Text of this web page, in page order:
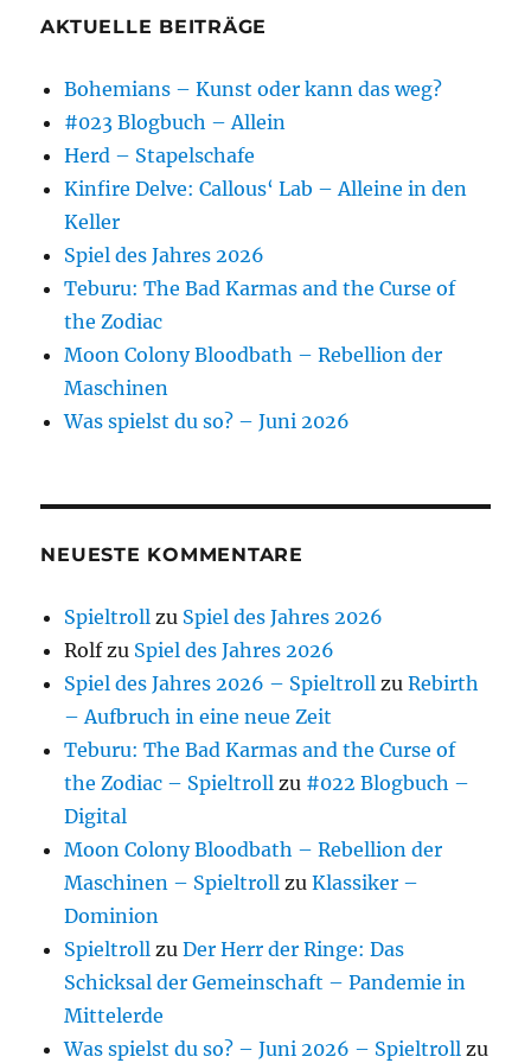
AKTUELLE BEITRÄGE
Bohemians – Kunst oder kann das weg?
#023 Blogbuch – Allein
Herd – Stapelschafe
Kinfire Delve: Callous‘ Lab – Alleine in den
Keller
Spiel des Jahres 2026
Teburu: The Bad Karmas and the Curse of
the Zodiac
Moon Colony Bloodbath – Rebellion der
Maschinen
Was spielst du so? – Juni 2026
NEUESTE KOMMENTARE
Spieltroll zu Spiel des Jahres 2026
Rolfzu Spiel des Jahres 2026
Spiel des Jahres 2026 – Spieltroll zuRebirth
– Aufbruch in eine neue Zeit
Teburu: The Bad Karmas and the Curse of
the Zodiac – Spieltroll zu #022 Blogbuch –
Digital
Moon Colony Bloodbath – Rebellion der
Maschinen – Spieltroll zuKlassiker –
Dominion
Spieltroll zuDer Herr der Ringe: Das
Schicksal der Gemeinschaft – Pandemie in
Mittelerde
Was spielst du so? – Juni 2026 – Spieltroll zu